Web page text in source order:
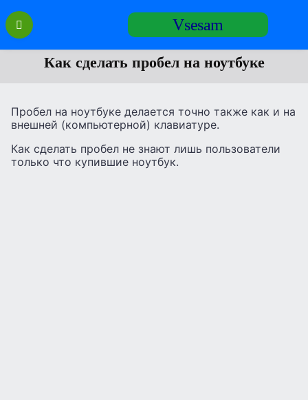
Перейти
содержанию
Vsesam
Как сделать пробел на ноутбуке
Пробел на ноутбуке делается точно также как и на
внешней (компьютерной) клавиатуре.
Как сделать пробел не знают лишь пользователи
только что купившие ноутбук.